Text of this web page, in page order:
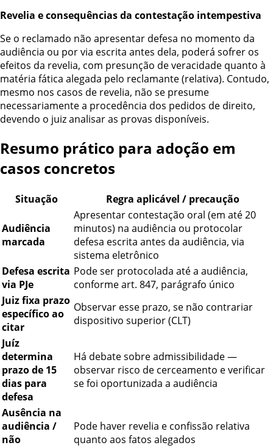
Revelia e consequências da contestação intempestiva
Se o reclamado não apresentar defesa no momento da
audiência ou por via escrita antes dela, poderá sofrer os
efeitos da revelia, com presunção de veracidade quanto à
matéria fática alegada pelo reclamante (relativa). Contudo,
mesmo nos casos de revelia, não se presume
necessariamente a procedência dos pedidos de direito,
devendo o juiz analisar as provas disponíveis.
Resumo prático para adoção em
casos concretos
Situação Regra aplicável / precaução
Audiência
marcada
Apresentar contestação oral (em até 20
minutos) na audiência ou protocolar
defesa escrita antes da audiência, via
sistema eletrônico
Defesa escrita
via PJe
Pode ser protocolada até a audiência,
conforme art. 847, parágrafo único
Juiz fixa prazo
específico ao
citar
Observar esse prazo, se não contrariar
dispositivo superior (CLT)
Juíz
determina
prazo de 15
dias para
defesa
Há debate sobre admissibilidade —
observar risco de cerceamento e verificar
se foi oportunizada a audiência
Ausência na
audiência /
não
Pode haver revelia e confissão relativa
quanto aos fatos alegados